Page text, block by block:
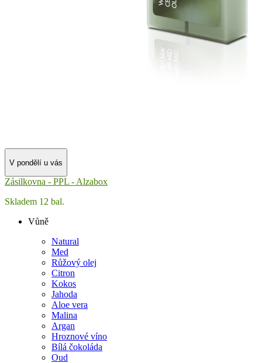
V pondělí u vás
Zásilkovna - PPL - Alzabox
Skladem 12 bal.
Vůně
Natural
Med
Růžový olej
Citron
Kokos
Jahoda
Aloe vera
Malina
Argan
Hroznové víno
Bílá čokoláda
Oud